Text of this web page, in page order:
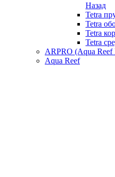
Назад
Tetra
Tetra
Tetra
Tetra
ARPRO (Aqua Reef
Aqua Reef